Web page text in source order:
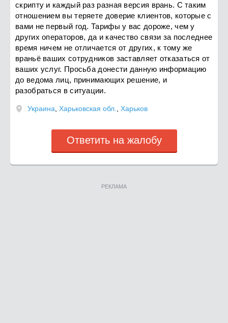
скрипту и каждый раз разная версия врань. С таким
отношением вы теряете доверие клиентов, которые с
вами не первый год. Тарифы у вас дороже, чем у
других операторов, да и качество связи за последнее
время ничем не отличается от других, к тому же
враньё ваших сотрудников заставляет отказаться от
ваших услуг. Просьба донести данную информацию
до ведома лиц, принимающих решение, и
разобраться в ситуации.
Украина Харьковская обл. Харьков
Ответить на жалобу
РЕКЛАМА